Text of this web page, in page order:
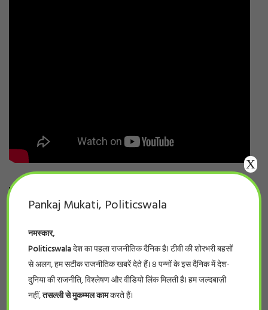
Pankaj Mukati, Politicswala
नमस्कार,
Politicswalaदेश का पहला राजनीतिक दैनिक है। टीवी की शोरभरी बहसों
से अलग, हम सटीक राजनीतिक खबरें देते हैं। 8 पन्नों के इस दैनिक में देश-
दुनिया की राजनीति, विश्लेषण और वीडियो लिंक मिलती है। हम जल्दबाज़ी
नहीं,तसल्ली से मुकम्मल कामकरते हैं।
X